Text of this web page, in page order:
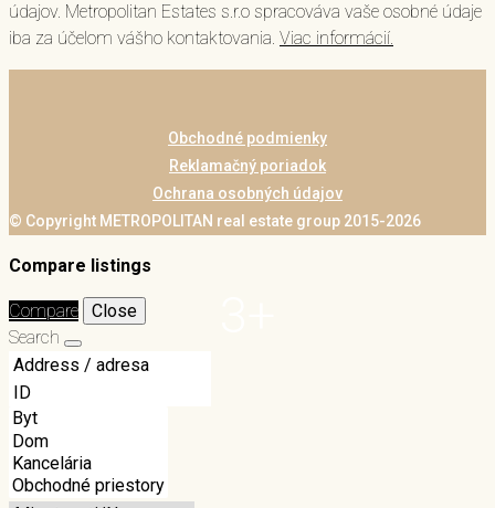
údajov. Metropolitan Estates s.r.o spracováva vaše osobné údaje
iba za účelom vášho kontaktovania. Viac informácií.
Obchodné podmienky
Reklamačný poriadok
Ochrana osobných údajov
© Copyright METROPOLITAN real estate group 2015-2026
Compare listings
Compare
Close
Search